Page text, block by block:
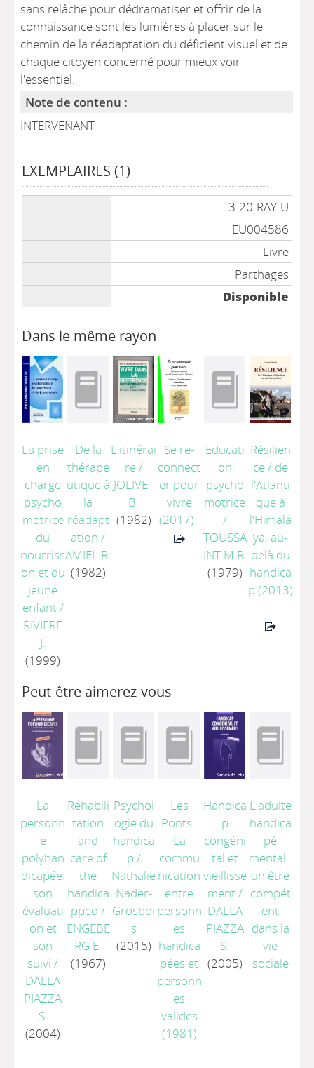
sans relâche pour dédramatiser et offrir de la
connaissance sont les lumières à placer sur le
chemin de la réadaptation du déficient visuel et de
chaque citoyen concerné pour mieux voir
l'essentiel.
Note de contenu :
INTERVENANT
EXEMPLAIRES (1)
3-20-RAY-U
EU004586
Livre
Parthages
Disponible
Dans le même rayon
La prise
en
charge
psycho
motrice
du
nourriss
on et du
jeune
enfant/
RIVIERE
J.
(1999)
De la
thérape
utique à
la
réadapt
ation /
AMIEL R.
(1982)
L'itinérai
re/
JOLIVET
B.
(1982)
Se re-
connect
er pour
vivre
(2017)
Educati
on
psycho
motrice
/
TOUSSA
INT M.R.
(1979)
Résilien
ce / de
l'Atlanti
que à
l'Himala
ya, au-
delà du
handica
p (2013)
Peut-être aimerez-vous
La
personn
e
polyhan
dicapée:
son
évaluati
on et
son
suivi /
DALLA
PIAZZA
S.
(2004)
Rehabili
tation
and
care of
the
handica
pped /
ENGEBE
RG E.
(1967)
Psychol
ogie du
handica
p /
Nathalie
Nader-
Grosboi
s
(2015)
Les
Ponts :
La
commu
nication
entre
personn
es
handica
pées et
personn
es
valides
(1981)
Handica
p
congéni
tal et
vieillisse
ment/
DALLA
PIAZZA
S.
(2005)
L'adulte
handica
pé
mental :
un être
compét
ent
dans la
vie
sociale